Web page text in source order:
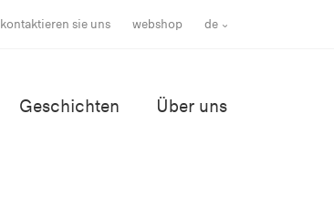
kontaktieren sie uns webshop de
Geschichten Über uns